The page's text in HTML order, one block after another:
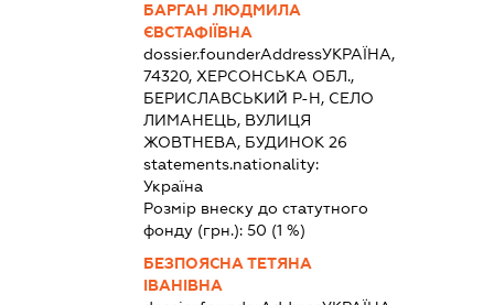
БАРГАН ЛЮДМИЛА
ЄВСТАФІЇВНА
dossier.founderAddressУКРАЇНА,
74320, ХЕРСОНСЬКА ОБЛ.,
БЕРИСЛАВСЬКИЙ Р-Н, СЕЛО
ЛИМАНЕЦЬ, ВУЛИЦЯ
ЖОВТНЕВА, БУДИНОК 26
statements.nationality:
Україна
Розмір внеску до статутного
фонду (грн.): 50 (1 %)
БЕЗПОЯСНА ТЕТЯНА
ІВАНІВНА